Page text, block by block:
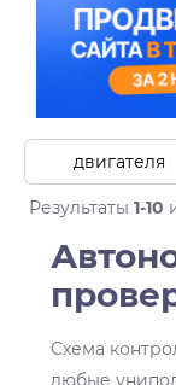
Результаты 1-10
Схема
любые